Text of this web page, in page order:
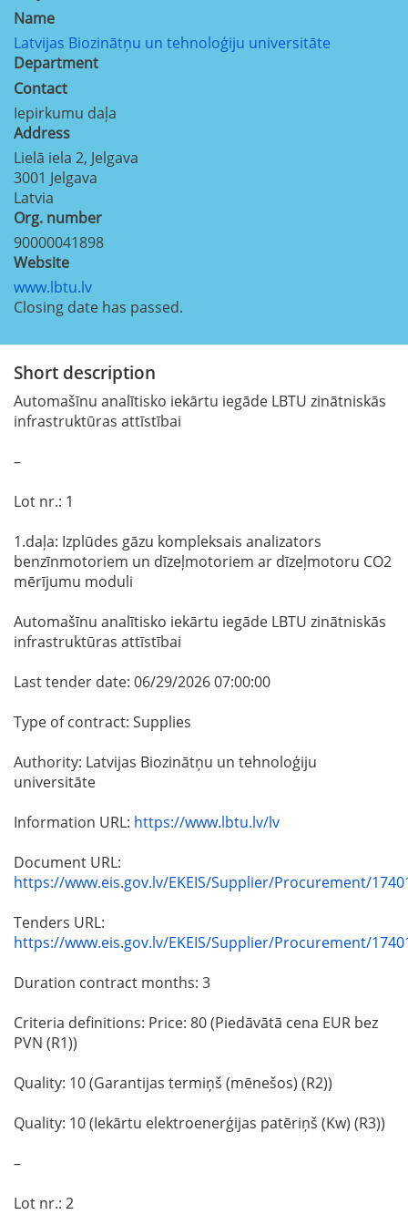
Name
Latvijas Biozinātņu un tehnoloģiju universitāte
Department
Contact
Iepirkumu daļa
Address
Lielā iela 2, Jelgava
3001 Jelgava
Latvia
Org. number
90000041898
Website
www.lbtu.lv
Closing date has passed.
Short description
Automašīnu analītisko iekārtu iegāde LBTU zinātniskās
infrastruktūras attīstībai
–
Lot nr.: 1
1.daļa: Izplūdes gāzu kompleksais analizators
benzīnmotoriem un dīzeļmotoriem ar dīzeļmotoru CO2
mērījumu moduli
Automašīnu analītisko iekārtu iegāde LBTU zinātniskās
infrastruktūras attīstībai
Last tender date: 06/29/2026 07:00:00
Type of contract: Supplies
Authority: Latvijas Biozinātņu un tehnoloģiju
universitāte
Information URL: https://www.lbtu.lv/lv
Document URL:
https://www.eis.gov.lv/EKEIS/Supplier/Procurement/
Tenders URL:
https://www.eis.gov.lv/EKEIS/Supplier/Procurement/
Duration contract months: 3
Criteria definitions: Price: 80 (Piedāvātā cena EUR bez
PVN (R1))
Quality: 10 (Garantijas termiņš (mēnešos) (R2))
Quality: 10 (Iekārtu elektroenerģijas patēriņš (Kw) (R3))
–
Lot nr.: 2